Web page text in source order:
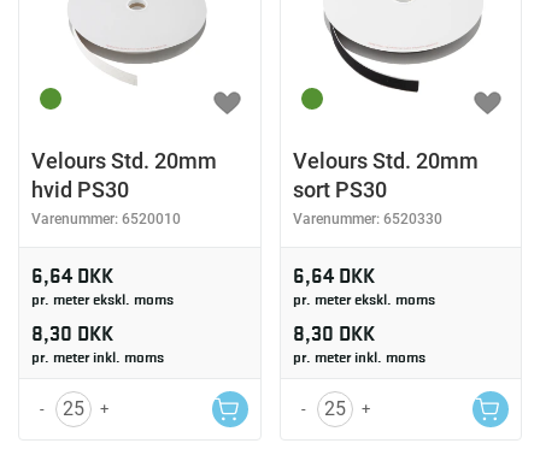
Velours Std. 20mm
hvid PS30
Varenummer: 6520010
6,64 DKK
pr. meter ekskl. moms
8,30 DKK
pr. meter inkl. moms
- +
Velours Std. 20mm
sort PS30
Varenummer: 6520330
6,64 DKK
pr. meter ekskl. moms
8,30 DKK
pr. meter inkl. moms
- +